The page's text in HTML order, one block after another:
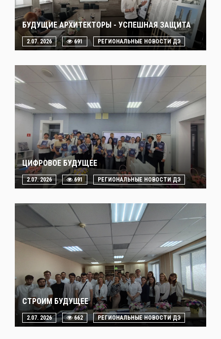
БУДУЩИЕ АРХИТЕКТОРЫ - УСПЕШНАЯ ЗАЩИТА
2.07. 2026 691 РЕГИОНАЛЬНЫЕ НОВОСТИ ДЭ
ЦИФРОВОЕ БУДУЩЕЕ
2.07. 2026 691 РЕГИОНАЛЬНЫЕ НОВОСТИ ДЭ
СТРОИМ БУДУЩЕЕ
2.07. 2026 662 РЕГИОНАЛЬНЫЕ НОВОСТИ ДЭ